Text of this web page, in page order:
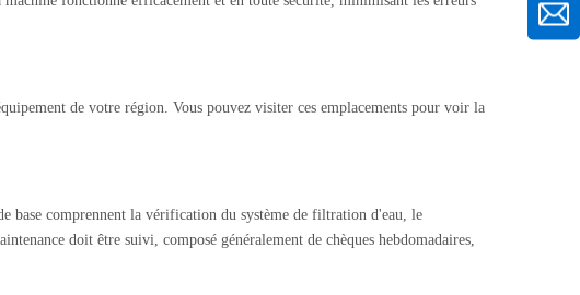
de votre région. Vous pouvez visiter ces emplacements pour voir la
base comprennent la vérification du système de filtration d'eau, le
doit être suivi, composé généralement de chèques hebdomadaires,